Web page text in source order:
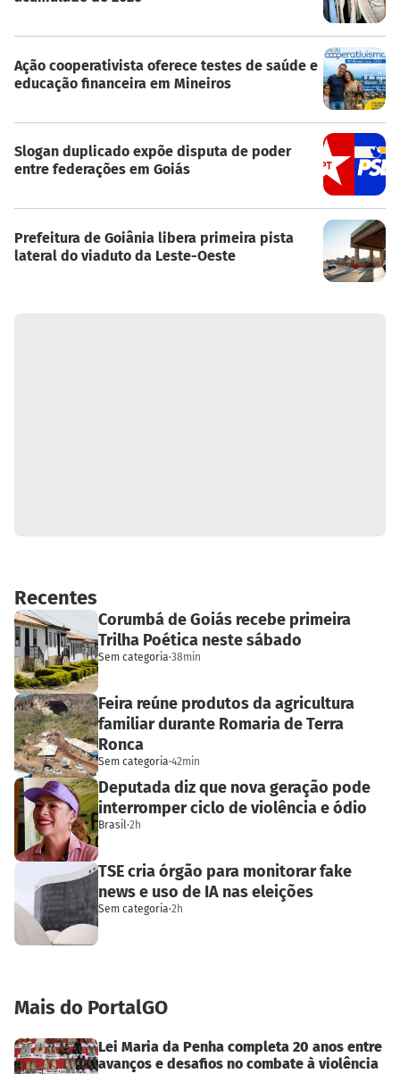
Ação cooperativista oferece testes de saúde e
educação financeira em Mineiros
Slogan duplicado expõe disputa de poder
entre federações em Goiás
Prefeitura de Goiânia libera primeira pista
lateral do viaduto da Leste-Oeste
Recentes
Corumbá de Goiás recebe primeira
Trilha Poética neste sábado
Sem categoria·38min
Feira reúne produtos da agricultura
familiar durante Romaria de Terra
Ronca
Sem categoria·42min
Deputada diz que nova geração pode
interromper ciclo de violência e ódio
Brasil·2h
TSE cria órgão para monitorar fake
news e uso de IA nas eleições
Sem categoria·2h
Mais do PortalGO
Lei Maria da Penha completa 20 anos entre
avanços e desafios no combate à violência